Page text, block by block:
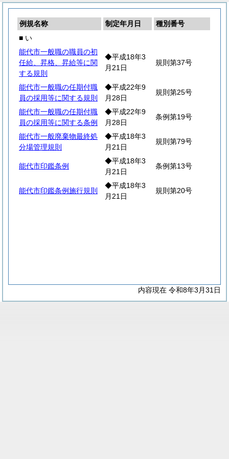
例規名称 制定年月日
種別番号
■ い
能代市一般職の職員の初
任給、昇格、昇給等に関
する規則
◆平成18年3
月21日
規則第37号
能代市一般職の任期付職
員の採用等に関する規則
◆平成22年9
月28日
規則第25号
能代市一般職の任期付職
員の採用等に関する条例
◆平成22年9
月28日
条例第19号
能代市一般廃棄物最終処
分場管理規則
◆平成18年3
月21日
規則第79号
能代市印鑑条例
◆平成18年3
月21日
条例第13号
能代市印鑑条例施行規則
◆平成18年3
月21日
規則第20号
内容現在 令和8年3月31日